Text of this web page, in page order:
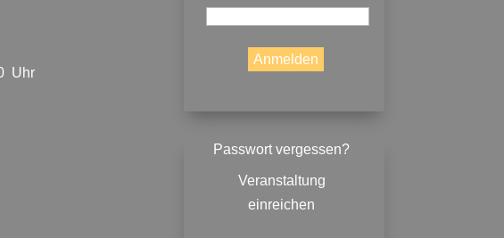
Uhr
Passwort vergessen?
Veranstaltung
einreichen